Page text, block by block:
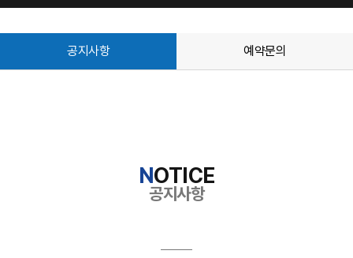
공지사항 예약문의
NOTICE
공지사항